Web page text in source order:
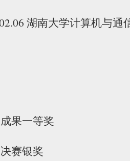
湖南大学计算机与
果一等奖
赛银奖